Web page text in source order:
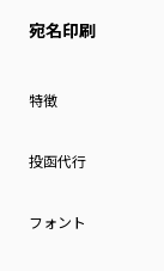
宛名印刷
特徴
投函代行
フォント